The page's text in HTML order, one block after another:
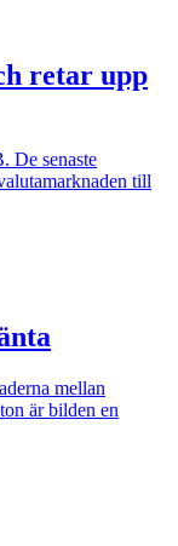
retar upp
De senaste
till
mellan
är bilden en